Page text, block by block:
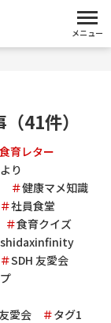
メニュー
41件）
食育レター
り
健康マメ知識
社員食堂
食育クイズ
shidaxinfinity
SDH 友愛会
愛会
タグ1